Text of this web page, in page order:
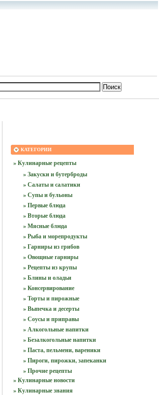
КАТЕГОРИИ
» Кулинарные рецепты
» Закуски и бутерброды
» Салаты и салатики
» Супы и бульоны
» Первые блюда
» Вторые блюда
» Мясные блюда
» Рыба и морепродукты
» Гарниры из грибов
» Овощные гарниры
» Рецепты из крупы
» Блины и оладьи
» Консервирование
» Торты и пирожные
» Выпечка и десерты
» Соусы и приправы
» Алкогольные напитки
» Безалкогольные напитки
» Паста, пельмени, вареники
» Пироги, пирожки, запеканки
» Прочие рецепты
» Кулинарные новости
» Кулинарные знания